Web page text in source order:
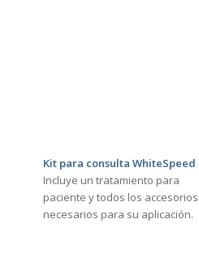
Kit para consulta WhiteSpeed
Incluye un tratamiento para
paciente y todos los accesorios
necesarios para su aplicación.